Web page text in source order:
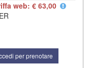
web: € 63,00
per prenotare